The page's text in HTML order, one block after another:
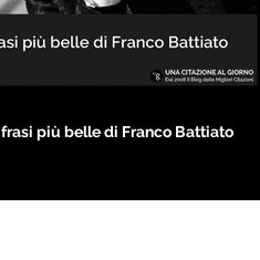
frasi più belle di Franco Battiato